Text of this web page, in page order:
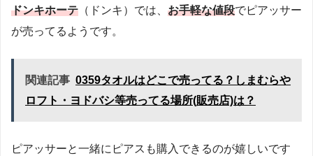
ドンキホーテ （ドンキ）では、 お手軽な値段でピアッサー
が売ってるようです。
関連記事 0359タオルはどこで売ってる？しまむらや
ロフト・ヨドバシ等売ってる場所(販売店)は？
ピアッサーと一緒にピアスも購入できるのが嬉しいです